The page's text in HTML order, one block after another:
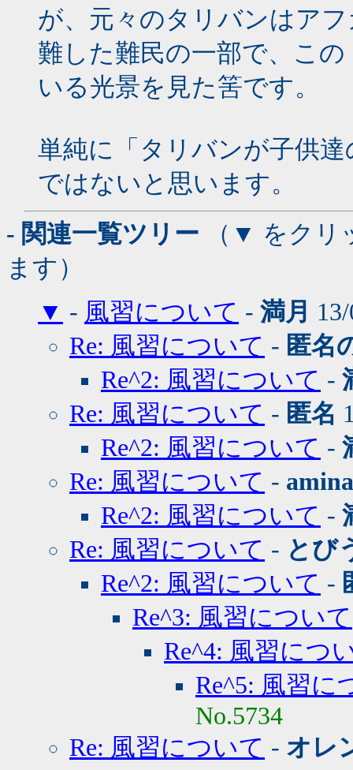
が、元々のタリバンはア
難した難民の一部で、こ
いる光景を見た筈です。
単純に「タリバンが子供
ではないと思います。
- 関連一覧ツリー （▼ をクリ
ます）
▼ - 風習について - 満月
Re: 風習について - 匿名
Re^2: 風習について -
Re: 風習について - 匿名
Re^2: 風習について -
Re: 風習について - amina
Re^2: 風習について -
Re: 風習について - とび
Re^2: 風習について -
Re^3: 風習について
Re^4: 風習につ
Re^5: 風習に
No.5734
Re: 風習について - オレ